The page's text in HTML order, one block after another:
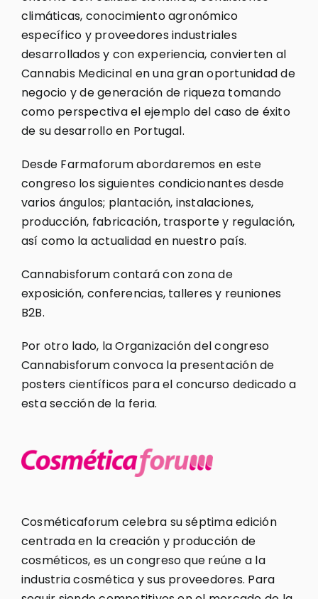
climáticas, conocimiento agronómico
específico y proveedores industriales
desarrollados y con experiencia, convierten al
Cannabis Medicinal en una gran oportunidad de
negocio y de generación de riqueza tomando
como perspectiva el ejemplo del caso de éxito
de su desarrollo en Portugal.
Desde Farmaforum abordaremos en este
congreso los siguientes condicionantes desde
varios ángulos; plantación, instalaciones,
producción, fabricación, trasporte y regulación,
así como la actualidad en nuestro país.
Cannabisforum contará con zona de
exposición, conferencias, talleres y reuniones
B2B.
Por otro lado, la Organización del congreso
Cannabisforum convoca la presentación de
posters científicos para el concurso dedicado a
esta sección de la feria.
Cosméticaforum celebra su séptima edición
centrada en la creación y producción de
cosméticos, es un congreso que reúne a la
industria cosmética y sus proveedores. Para